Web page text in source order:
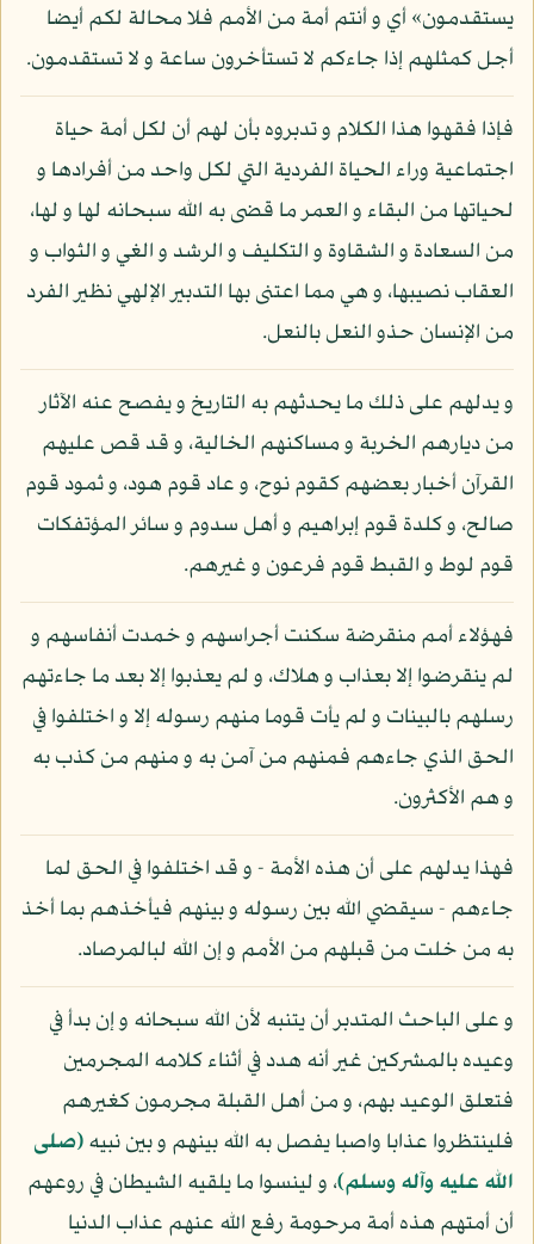
يستقدمون» أي و أنتم أمة من الأمم فلا محالة لكم أيضا
أجل كمثلهم إذا جاءكم لا تستأخرون ساعة و لا تستقدمون.
فإذا فقهوا هذا الكلام و تدبروه بأن لهم أن لكل أمة حياة
اجتماعية وراء الحياة الفردية التي لكل واحد من أفرادها و
لحياتها من البقاء و العمر ما قضى به الله سبحانه لها و لها،
من السعادة و الشقاوة و التكليف و الرشد و الغي و الثواب و
العقاب نصيبها، و هي مما اعتنى بها التدبير الإلهي نظير الفرد
من الإنسان حذو النعل بالنعل.
و يدلهم على ذلك ما يحدثهم به التاريخ و يفصح عنه الآثار
من ديارهم الخربة و مساكنهم الخالية، و قد قص عليهم
القرآن أخبار بعضهم كقوم نوح، و عاد قوم هود، و ثمود قوم
صالح، و كلدة قوم إبراهيم و أهل سدوم و سائر المؤتفكات
قوم لوط و القبط قوم فرعون و غيرهم.
فهؤلاء أمم منقرضة سكنت أجراسهم و خمدت أنفاسهم و
لم ينقرضوا إلا بعذاب و هلاك، و لم يعذبوا إلا بعد ما جاءتهم
رسلهم بالبينات و لم يأت قوما منهم رسوله إلا و اختلفوا في
الحق الذي جاءهم فمنهم من آمن به و منهم من كذب به
و هم الأكثرون.
فهذا يدلهم على أن هذه الأمة - و قد اختلفوا في الحق لما
جاءهم - سيقضي الله بين رسوله و بينهم فيأخذهم بما أخذ
به من خلت من قبلهم من الأمم و إن الله لبالمرصاد.
و على الباحث المتدبر أن يتنبه لأن الله سبحانه و إن بدأ في
وعيده بالمشركين غير أنه هدد في أثناء كلامه المجرمين
فتعلق الوعيد بهم، و من أهل القبلة مجرمون كغيرهم
فلينتظروا عذابا واصبا يفصل به الله بينهم و بين نبيه(صلى
الله عليه وآله وسلم)، و لينسوا ما يلقيه الشيطان في روعهم
أن أمتهم هذه أمة مرحومة رفع الله عنهم عذاب الدنيا